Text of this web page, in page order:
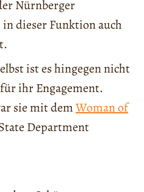
Nürnberger
dieser Funktion auch
ist es hingegen nicht
ihr Engagement.
sie mit demWoman of
Department